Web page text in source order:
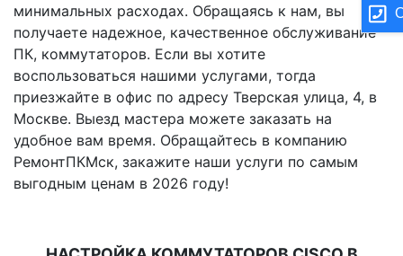
минимальных расходах. Обращаясь к нам, вы
получаете надежное, качественное обслуживание
ПК, коммутаторов. Если вы хотите
воспользоваться нашими услугами, тогда
приезжайте в офис по адресу Тверская улица, 4, в
Москве. Выезд мастера можете заказать на
удобное вам время. Обращайтесь в компанию
РемонтПКМск, закажите наши услуги по самым
выгодным ценам в 2026 году!